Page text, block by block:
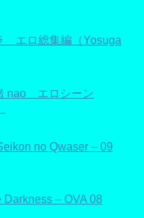
エロ総集編（Yosuga
nao エロシーン
no Qwaser – 09
– OVA 08